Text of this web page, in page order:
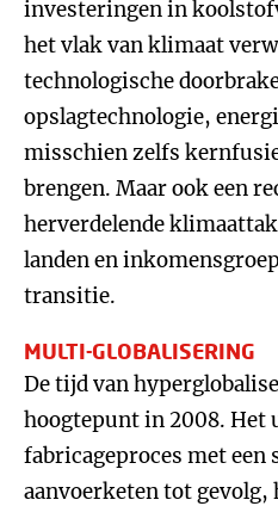
investeringen in
het vlak van klimaat
technologische
opslagtechnologie,
misschien zelfs
brengen. Maar ook een
herverdelende
landen en
transitie.
MULTI-GLOBALISERING
De tijd van
hoogtepunt in 2008. Het
fabricageproces met een
aanvoerketen tot